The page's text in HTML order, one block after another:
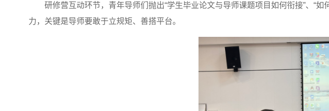
研修营互动环节，青年导师们抛出“学生毕业论文与导师课题项目如何衔接”、“
力，关键是导师要敢于立规矩、善搭平台。